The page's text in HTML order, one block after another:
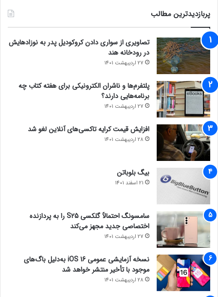
پربازدیدترین مطالب
تصاویری از سواری دادن کروکودیل پدر به نوزادهایش
در رودخانه هند
27 اردیبهشت 1401
پلتفرم‌ها و ناشران الکترونیکی برای هفته کتاب چه
برنامه‌هایی دارند؟
27 اردیبهشت 1401
افزایش قیمت کرایه تاکسی‌های آنلاین لغو شد
28 اردیبهشت 1401
بیگ بلوباتن
21 اسفند 1401
سامسونگ احتمالاً گلکسی S25 را به پردازنده
اختصاصی جدید مجهز می‌کند
27 اردیبهشت 1401
نسخه آزمایشی عمومی iOS 16 به‌دلیل باگ‌های
موجود با تأخیر منتشر خواهد شد
28 اردیبهشت 1401